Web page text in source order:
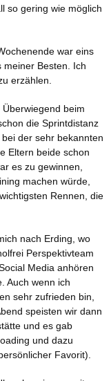
so gering wie möglich
war eins
Besten. Ich
erzählen.
beim
die Sprintdistanz
der sehr bekannten
Eltern beide schon
es zu gewinnen,
machen würde,
Rennen, die
nach Erding, wo
Perspektivteam
Media anhören
Auch wenn ich
sehr zufrieden bin,
speisten wir dann
und es gab
und dazu
Favorit).